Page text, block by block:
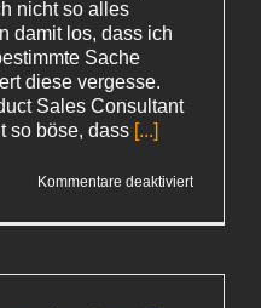
nicht so alles
damit los, dass ich
Sache
diese vergesse.
Sales Consultant
so böse, dass [...]
Kommentare deaktiviertfür